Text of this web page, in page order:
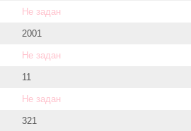
Не задан
2001
Не задан
11
Не задан
321